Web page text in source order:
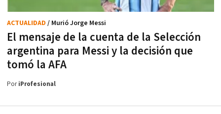
El mensaje de la cuenta de la Selección
argentina para Messi y la decisión que
tomó la AFA
ACTUALIDAD / Murió Jorge Messi
PoriProfesional